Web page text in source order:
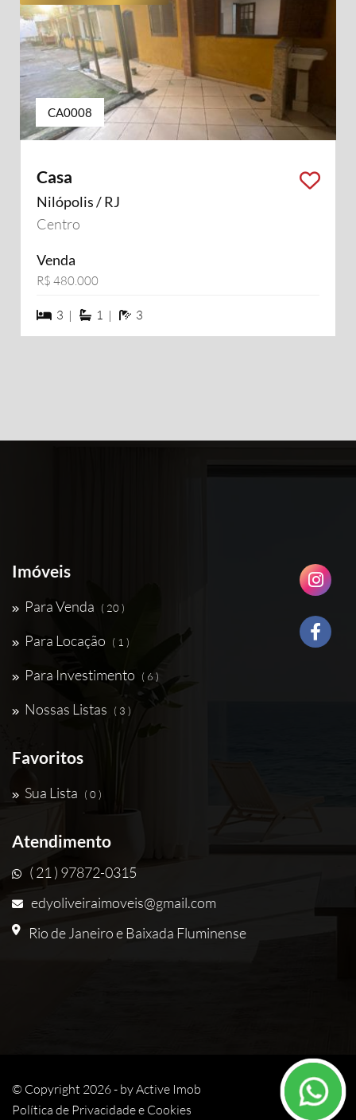
CA0008
Casa
Nilópolis / RJ
Centro
Venda
R$ 480.000
3 dormiórios
3 | 1 suítes
1 | 3 banheiros
3
Imóveis
Para Venda ( 20 )
Para Locação ( 1 )
Para Investimento ( 6 )
Nossas Listas ( 3 )
Favoritos
Sua Lista ( 0 )
Atendimento
( 21 ) 97872-0315
edyoliveiraimoveis@gmail.com
Rio de Janeiro e Baixada Fluminense
© Copyright 2026 - byActive Imob
Política de Privacidade e Cookies